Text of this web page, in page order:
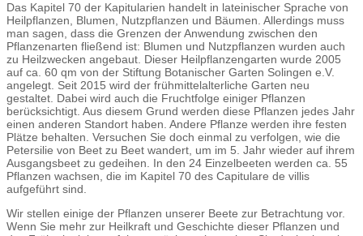
Das Kapitel 70 der Kapitularien handelt in lateinischer Sprache von
Heilpflanzen, Blumen, Nutzpflanzen und Bäumen. Allerdings muss
man sagen, dass die Grenzen der Anwendung zwischen den
Pflanzenarten fließend ist: Blumen und Nutzpflanzen wurden auch
zu Heilzwecken angebaut. Dieser Heilpflanzengarten wurde 2005
auf ca. 60 qm von der Stiftung Botanischer Garten Solingen e.V.
angelegt. Seit 2015 wird der frühmittelalterliche Garten neu
gestaltet. Dabei wird auch die Fruchtfolge einiger Pflanzen
berücksichtigt. Aus diesem Grund werden diese Pflanzen jedes Jahr
einen anderen Standort haben. Andere Pflanze werden ihre festen
Plätze behalten. Versuchen Sie doch einmal zu verfolgen, wie die
Petersilie von Beet zu Beet wandert, um im 5. Jahr wieder auf ihrem
Ausgangsbeet zu gedeihen. In den 24 Einzelbeeten werden ca. 55
Pflanzen wachsen, die im Kapitel 70 des Capitulare de villis
aufgeführt sind.
Wir stellen einige der Pflanzen unserer Beete zur Betrachtung vor.
Wenn Sie mehr zur Heilkraft und Geschichte dieser Pflanzen und